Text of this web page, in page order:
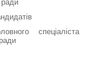
ради
спеціаліста